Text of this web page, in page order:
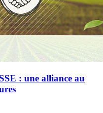
: une alliance au